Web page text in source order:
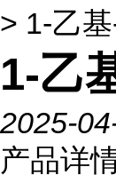
> 1-乙
1-乙
2025-
产品详